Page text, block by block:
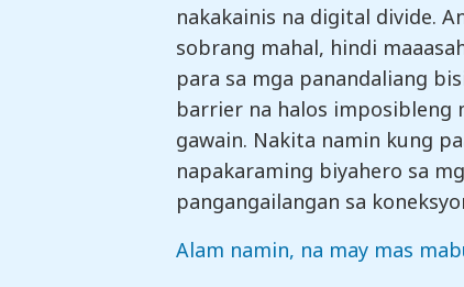
nakakainis na digital divide.
sobrang mahal, hindi
para sa mga panandaliang
barrier na halos imposibleng
gawain. Nakita namin kung
napakaraming biyahero sa
pangangailangan sa
Alam namin, na may mas